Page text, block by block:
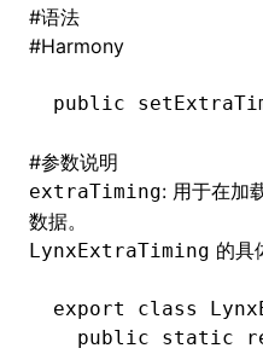
#语法
#Harmony
public
#参数说明
extraTiming: 用于在加
数据。
LynxExtraTiming 的具
export class
  public
static